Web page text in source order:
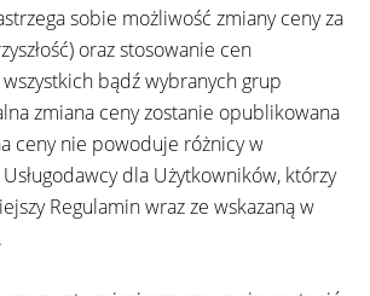
sobie możliwość zmiany ceny za
oraz stosowanie cen
bądź wybranych grup
zmiana ceny zostanie opublikowana
ceny nie powoduje różnicy w
dla Użytkowników, którzy
Regulamin wraz ze wskazaną w